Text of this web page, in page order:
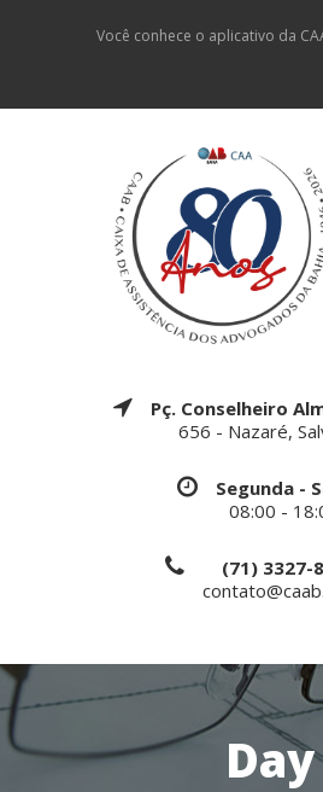
Você conhece o aplicativo da
Pç. Conselheiro
656 - Nazaré,
Segunda -
08:00 -
(71) 3327-
Day